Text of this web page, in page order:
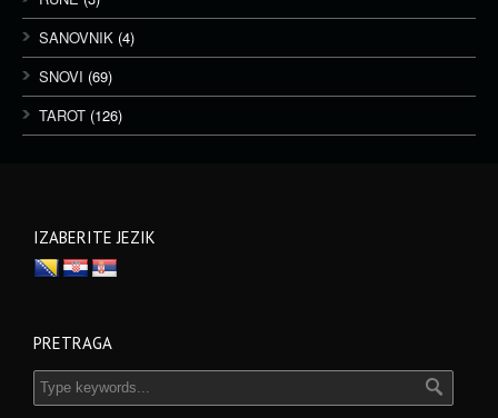
SANOVNIK (4)
SNOVI (69)
TAROT (126)
IZABERITE JEZIK
PRETRAGA